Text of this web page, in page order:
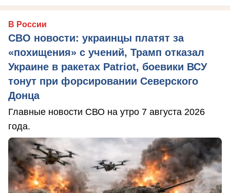
В России
СВО новости: украинцы платят за
«похищения» с учений, Трамп отказал
Украине в ракетах Patriot, боевики ВСУ
тонут при форсировании Северского
Донца
Главные новости СВО на утро 7 августа 2026
года.